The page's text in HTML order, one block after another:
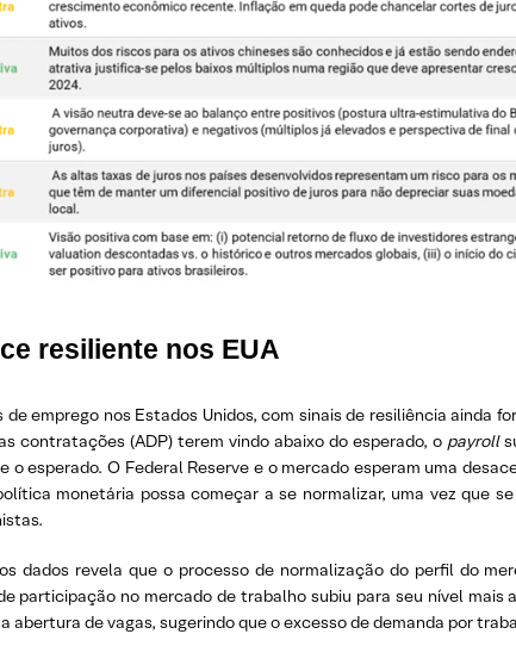
resiliente nos EUA
emprego nos Estados Unidos, com sinais de resiliência ainda
contratações (ADP) terem vindo abaixo do esperado, o payroll
o esperado. O Federal Reserve e o mercado esperam uma
monetária possa começar a se normalizar, uma vez que
dados revela que o processo de normalização do perfil do
participação no mercado de trabalho subiu para seu nível mais
abertura de vagas, sugerindo que o excesso de demanda por